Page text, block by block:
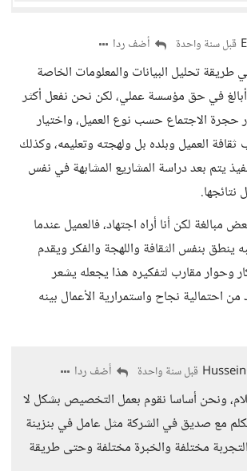
قبل سنة واحدة أضف ردا
طريقة تحليل البيانات والمعلومات الخاصة
أبالغ في حق مؤسسة عملي، لكن نحن نفعل أكثر
حجرة الاجتماع حسب نوع العميل، واختيار
العميل وبلده بل ولهجته وتعليمه، وكذلك
يتم بعد دراسة المشاريع المشابهة في نفس
نتائجها.
مبالغة لكن أنا أراه اجتهاد، فالعميل عندما
بنفس الثقافة واللهجة والفكر ويقدم
وحوار مقارب لتفكيره هذا يجعله يشعر
من احتمالية نجاح واستمرارية الأعمال بينه
قبل سنة واحدة أضف ردا
ونحن أساسا نقوم بعمل التخصيص بشكل لا
مع صديق في الشركة مثل عامل في بنزينة
التجربة مختلفة والخبرة مختلفة وحتى طريقة